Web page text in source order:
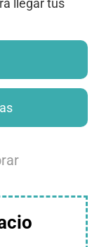
llegar tus